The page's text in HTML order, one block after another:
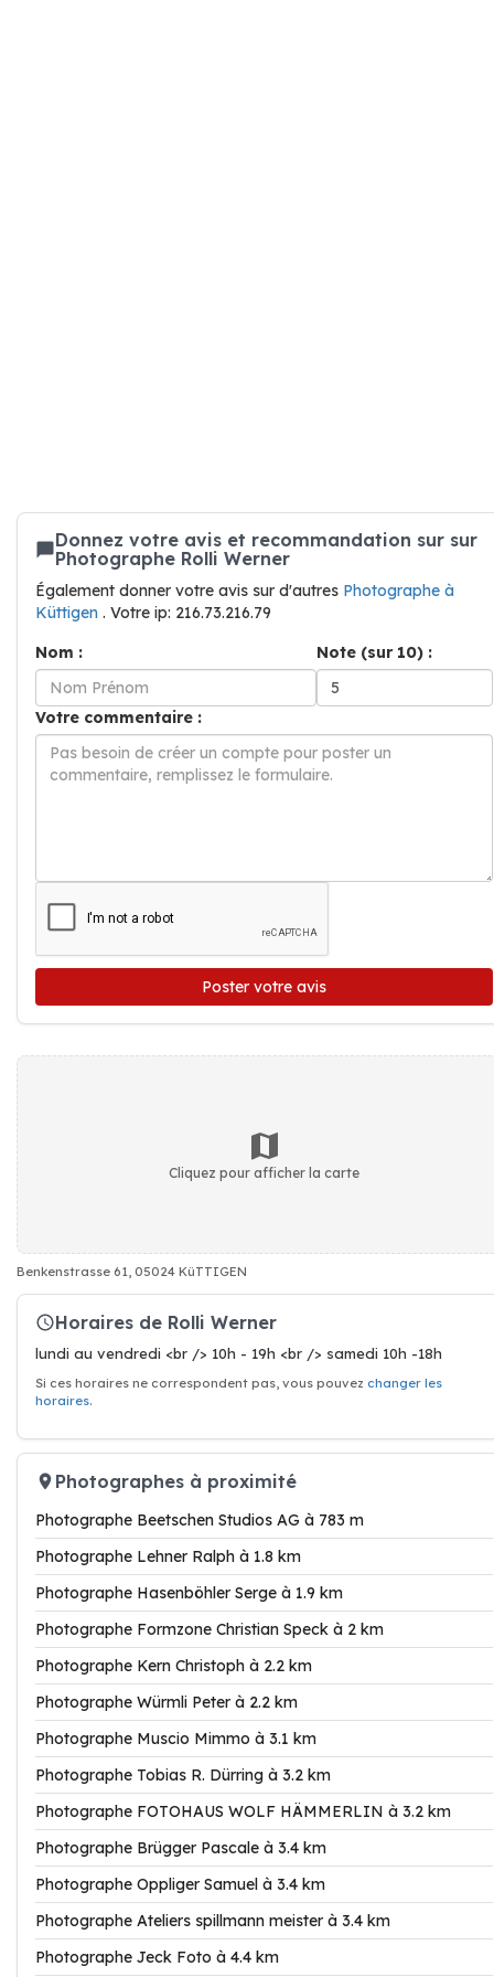
Donnez votre avis et recommandation sur sur
Photographe Rolli Werner
Également donner votre avis sur d'autres Photographe à
Küttigen . Votre ip: 216.73.216.79
Nom :
Note (sur 10) :
Votre commentaire :
Poster votre avis
Cliquez pour afficher la carte
Benkenstrasse 61, 05024 KüTTIGEN
Horaires de Rolli Werner
lundi au vendredi <br /> 10h - 19h <br /> samedi 10h -18h
Si ces horaires ne correspondent pas, vous pouvez changer les
horaires.
Photographes à proximité
Photographe Beetschen Studios AG à 783 m
Photographe Lehner Ralph à 1.8 km
Photographe Hasenböhler Serge à 1.9 km
Photographe Formzone Christian Speck à 2 km
Photographe Kern Christoph à 2.2 km
Photographe Würmli Peter à 2.2 km
Photographe Muscio Mimmo à 3.1 km
Photographe Tobias R. Dürring à 3.2 km
Photographe FOTOHAUS WOLF HÄMMERLIN à 3.2 km
Photographe Brügger Pascale à 3.4 km
Photographe Oppliger Samuel à 3.4 km
Photographe Ateliers spillmann meister à 3.4 km
Photographe Jeck Foto à 4.4 km